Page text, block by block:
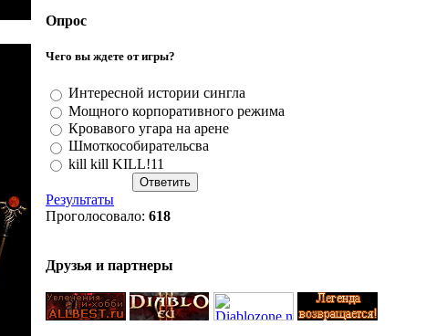
Опрос
Чего вы ждете от игры?
Интересной истории сингла
Мощного корпоративного режима
Кровавого угара на арене
Шмоткособирательсва
kill kill KILL!11
Результаты
Проголосовало: 618
Друзья и партнеры